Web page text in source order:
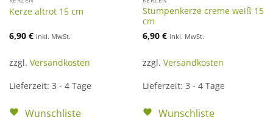
Kerze altrot 15 cm
6,90 € inkl. MwSt.
zzgl. Versandkosten
Lieferzeit: 3 - 4 Tage
Wunschliste
Stumpenkerze creme weiß 15
cm
6,90 € inkl. MwSt.
zzgl. Versandkosten
Lieferzeit: 3 - 4 Tage
Wunschliste